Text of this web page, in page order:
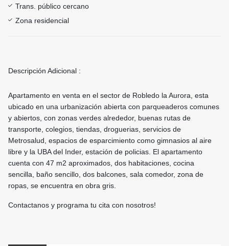
Trans. público cercano
Zona residencial
Descripción Adicional :
Apartamento en venta en el sector de Robledo la Aurora, esta
ubicado en una urbanización abierta con parqueaderos comunes
y abiertos, con zonas verdes alrededor, buenas rutas de
transporte, colegios, tiendas, droguerias, servicios de
Metrosalud, espacios de esparcimiento como gimnasios al aire
libre y la UBA del Inder, estación de policias. El apartamento
cuenta con 47 m2 aproximados, dos habitaciones, cocina
sencilla, baño sencillo, dos balcones, sala comedor, zona de
ropas, se encuentra en obra gris.
Contactanos y programa tu cita con nosotros!